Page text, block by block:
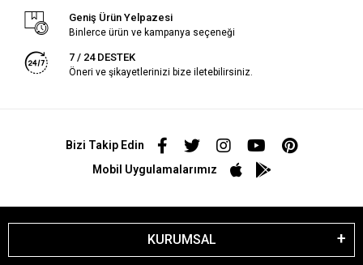
Geniş Ürün Yelpazesi
Binlerce ürün ve kampanya seçeneği
7 / 24 DESTEK
Öneri ve şikayetlerinizi bize iletebilirsiniz.
Bizi Takip Edin
Mobil Uygulamalarımız
KURUMSAL